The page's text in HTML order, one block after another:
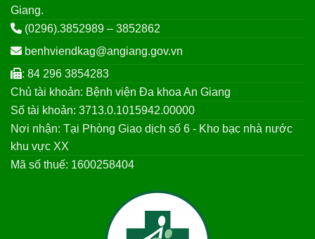
Giang.
(0296).3852989 – 3852862
benhviendkag@angiang.gov.vn
: 84 296 3854283
Chủ tài khoản: Bệnh viện Đa khoa An Giang
Số tài khoản: 3713.0.1015942.00000
Nơi nhận: Tại Phòng Giao dịch số 6 - Kho bạc nhà nước
khu vực XX
Mã số thuế: 1600258404